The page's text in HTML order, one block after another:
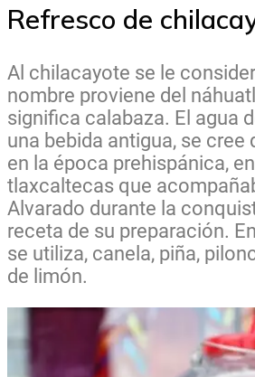
Refresco de
Al chilacayote se le
nombre proviene del
significa calabaza. El agua
una bebida antigua, se cree
en la época prehispánica,
tlaxcaltecas que
Alvarado durante la
receta de su preparación.
se utiliza, canela, piña,
de limón.